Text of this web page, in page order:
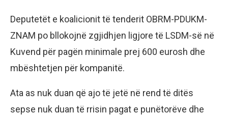
Deputetët e koalicionit të tenderit OBRM-PDUKM-
ZNAM po bllokojnë zgjidhjen ligjore të LSDM-së në
Kuvend për pagën minimale prej 600 eurosh dhe
mbështetjen për kompanitë.
Ata as nuk duan që ajo të jetë në rend të ditës
sepse nuk duan të rrisin pagat e punëtorëve dhe